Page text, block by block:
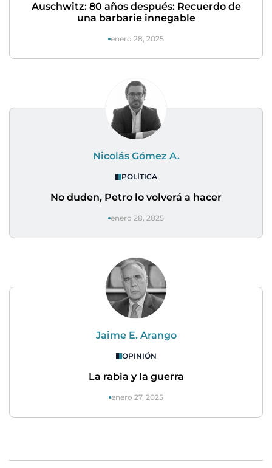
Auschwitz: 80 años después: Recuerdo de
una barbarie innegable
enero 28, 2025
Nicolás Gómez A.
POLÍTICA
No duden, Petro lo volverá a hacer
enero 28, 2025
Jaime E. Arango
OPINIÓN
La rabia y la guerra
enero 27, 2025